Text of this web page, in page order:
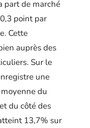
part de marché
point par
Cette
auprès des
Sur le
une
du
du côté des
13,7% sur